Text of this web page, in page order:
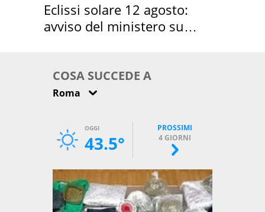
Eclissi solare 12 agosto:
avviso del ministero su